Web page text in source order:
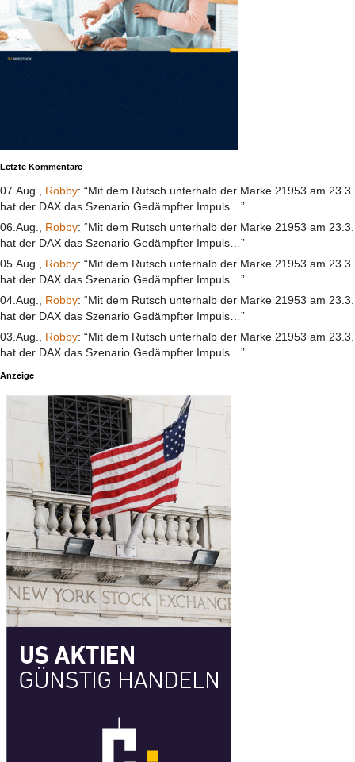
Letzte Kommentare
07.Aug., Robby: “Mit dem Rutsch unterhalb der Marke 21953 am 23.3.
hat der DAX das Szenario Gedämpfter Impuls…”
06.Aug., Robby: “Mit dem Rutsch unterhalb der Marke 21953 am 23.3.
hat der DAX das Szenario Gedämpfter Impuls…”
05.Aug., Robby: “Mit dem Rutsch unterhalb der Marke 21953 am 23.3.
hat der DAX das Szenario Gedämpfter Impuls…”
04.Aug., Robby: “Mit dem Rutsch unterhalb der Marke 21953 am 23.3.
hat der DAX das Szenario Gedämpfter Impuls…”
03.Aug., Robby: “Mit dem Rutsch unterhalb der Marke 21953 am 23.3.
hat der DAX das Szenario Gedämpfter Impuls…”
Anzeige